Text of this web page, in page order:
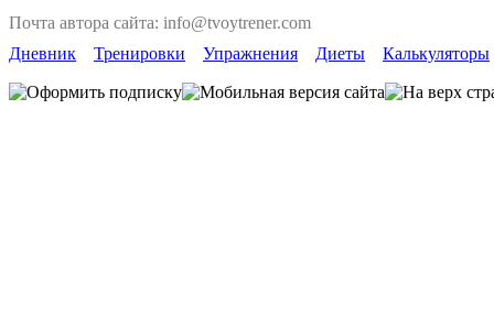
Почта автора сайта: info@tvoytrener.com
Дневник
Тренировки Упражнения Диеты Калькуляторы